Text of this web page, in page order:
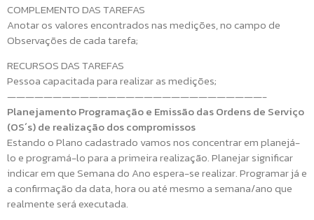
COMPLEMENTO DAS TAREFAS
Anotar os valores encontrados nas medições, no campo de
Observações de cada tarefa;
RECURSOS DAS TAREFAS
Pessoa capacitada para realizar as medições;
————————————————————————————-
Planejamento Programação e Emissão das Ordens de Serviço
(OS´s) de realização dos compromissos
Estando o Plano cadastrado vamos nos concentrar em planejá-
lo e programá-lo para a primeira realização. Planejar significar
indicar em que Semana do Ano espera-se realizar. Programar já e
a confirmação da data, hora ou até mesmo a semana/ano que
realmente será executada.